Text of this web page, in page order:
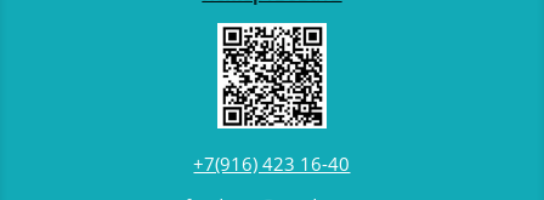
+7(916) 423 16-40